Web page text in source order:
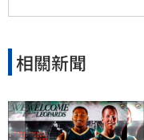
相關新聞